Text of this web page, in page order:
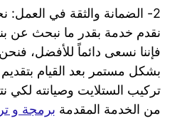
2- الضمانة والثقة في
نقدم خدمة بقدر ما نبحث عن
فإننا نسعى دائماً للأفضل،
بشكل مستمر بعد القيام
تركيب الستلايت وصيانته لكي
من الخدمة المقدمة برمجة و